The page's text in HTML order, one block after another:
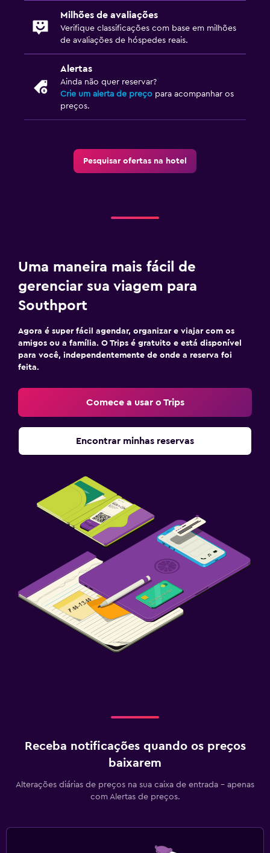
Milhões de avaliações
Verifique classificações com base em milhões
de avaliações de hóspedes reais.
Alertas
Ainda não quer reservar?
Crie um alerta de preço para acompanhar os
preços.
Pesquisar ofertas na hotel
Uma maneira mais fácil de
gerenciar sua viagem para
Southport
Agora é super fácil agendar, organizar e viajar com os
amigos ou a família. O Trips é gratuito e está disponível
para você, independentemente de onde a reserva foi
feita.
Comece a usar o Trips
Encontrar minhas reservas
Receba notificações quando os preços
baixarem
Alterações diárias de preços na sua caixa de entrada - apenas
com Alertas de preços.